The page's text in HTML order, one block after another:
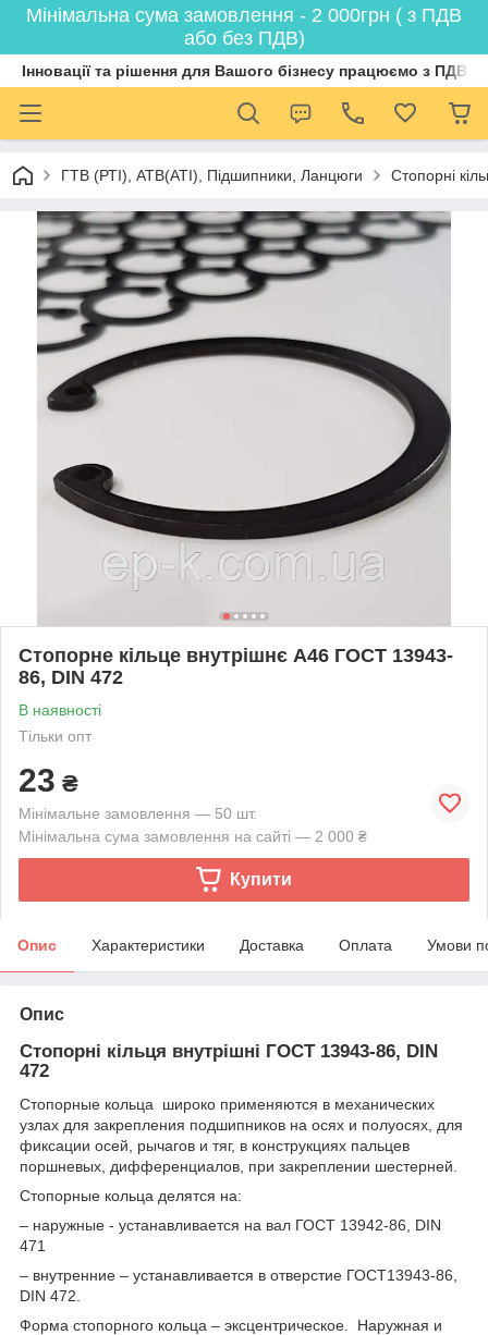
Мінімальна сума замовлення - 2 000грн ( з ПДВ
або без ПДВ)
Інновації та рішення для Вашого бізнесу працюємо з ПДВ
ГТВ (РТI), АТВ(АТI), Пiдшипники, Ланцюги Стопорні
Стопорне кільце внутрішнє А46 ГОСТ 13943-
86, DIN 472
В наявності
Тільки опт
23 ₴
Мінімальне замовлення — 50 шт.
Мінімальна сума замовлення на сайті — 2 000 ₴
Купити
Опис Характеристики Доставка Оплата Умови
Опис
Стопорні кільця внутрішні ГОСТ 13943-86, DIN
472
Стопорные кольца широко применяются в механических
узлах для закрепления подшипников на осях и полуосях, для
фиксации осей, рычагов и тяг, в конструкциях пальцев
поршневых, дифференциалов, при закреплении шестерней.
Стопорные кольца делятся на:
– наружные - устанавливается на вал ГОСТ 13942-86, DIN
471
– внутренние – устанавливается в отверстие ГОСТ13943-86,
DIN 472.
Форма стопорного кольца – эксцентрическое. Наружная и